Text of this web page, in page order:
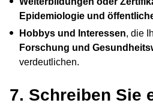
Epidemiologie und
Hobbys und Interessen, die
Forschung und
verdeutlichen.
7. Schreiben Sie